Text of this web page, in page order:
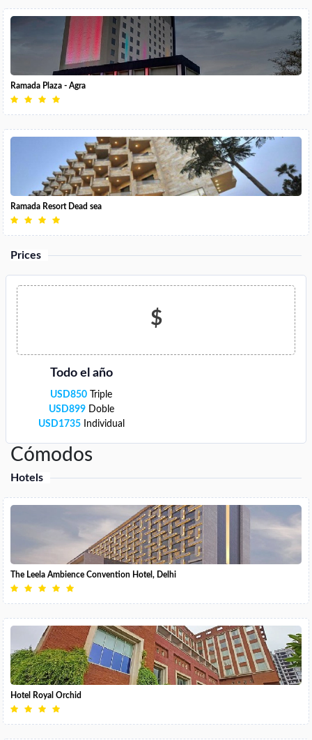
Ramada Plaza - Agra
Ramada Resort Dead sea
Prices
$
Todo el año
USD850 Triple
USD899Doble
USD1735Individual
Cómodos
Hotels
The Leela Ambience Convention Hotel, Delhi
Hotel Royal Orchid